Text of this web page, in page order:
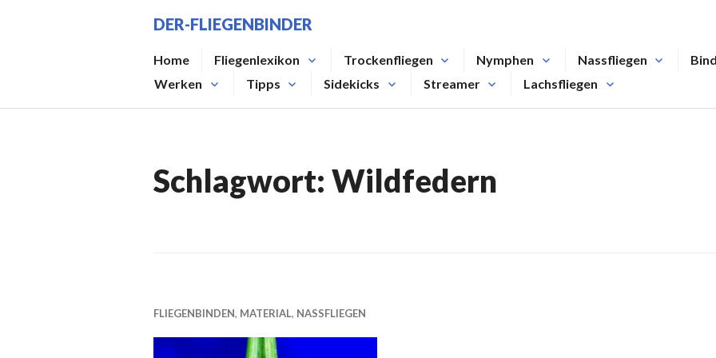
DER-FLIEGENBINDER
Home Fliegenlexikon Trockenfliegen Nymphen Nassfliegen
Werken
Tipps Sidekicks Streamer Lachsfliegen
Schlagwort: Wildfedern
FLIEGENBINDEN, MATERIAL, NASSFLIEGEN